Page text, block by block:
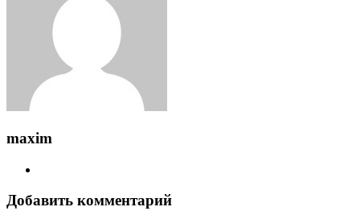
maxim
Добавить комментарий